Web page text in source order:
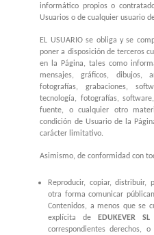
informático propios o
Usuarios o de cualquier usuario
EL USUARIO se obliga y se
poner a disposición de terceros
en la Página, tales como
mensajes, gráficos, dibujos,
fotografías, grabaciones,
tecnología, fotografías,
fuente, o cualquier otro
condición de Usuario de la
carácter limitativo.
Asimismo, de conformidad con
Reproducir, copiar, distribuir,
otra forma comunicar
Contenidos, a menos que se
explícita de
EDUKEVER SL
correspondientes derechos,